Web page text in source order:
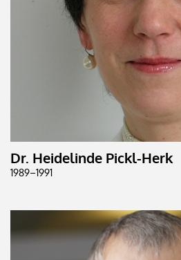
Dr. Heidelinde Pickl-Herk
1989–1991